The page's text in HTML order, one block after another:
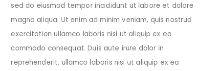
sed do eiusmod tempor incididunt ut labore et dolore
magna aliqua. Ut enim ad minim veniam, quis nostrud
exercitation ullamco laboris nisi ut aliquip ex ea
commodo consequat. Duis aute irure dolor in
reprehenderit. ullamco laboris nisi ut aliquip ex ea